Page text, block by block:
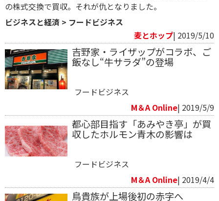
の株式交換で買収。それが仇となりました。
ビジネスと経済 > フードビジネス
麦とホップ| 2019/5/10
吉野家・ライザップがコラボ、ご
飯なし“牛サラダ”の登場
フードビジネス
M＆A Online| 2019/5/9
都心部目指す「あみやき亭」が買
収したホルモン青木の影響は
フードビジネス
M＆A Online| 2019/4/4
鳥貴族が上場後初の赤字へ